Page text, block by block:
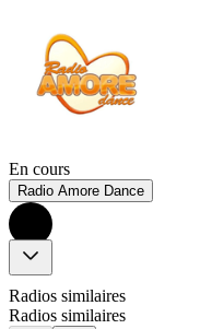
En cours
Radio Amore Dance
Radios similaires
Radios similaires